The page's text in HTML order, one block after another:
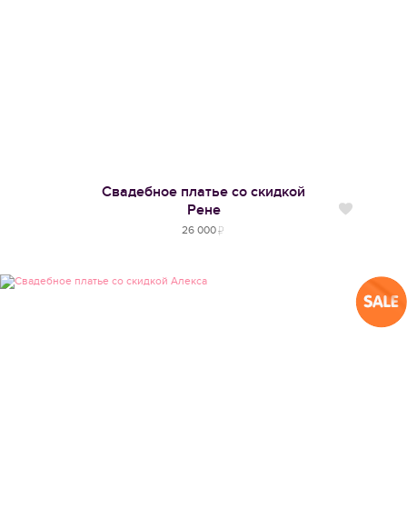
Свадебное платье со скидкой
Рене
26 000